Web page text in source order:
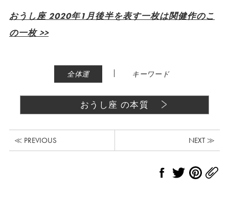
おうし座 2020年1月後半を表す一枚は関健作のこ
の一枚 >>
全体運 | キーワード
おうし座 の本質
≪ PREVIOUS NEXT ≫